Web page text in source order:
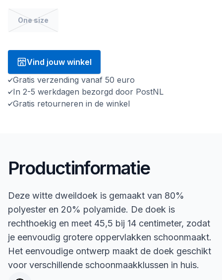
One size
Vind jouw winkel
Gratis verzending vanaf 50 euro
In 2-5 werkdagen bezorgd door PostNL
Gratis retourneren in de winkel
Productinformatie
Deze witte dweildoek is gemaakt van 80%
polyester en 20% polyamide. De doek is
rechthoekig en meet 45,5 bij 14 centimeter, zodat
je eenvoudig grotere oppervlakken schoonmaakt.
Het eenvoudige ontwerp maakt de doek geschikt
voor verschillende schoonmaakklussen in huis.